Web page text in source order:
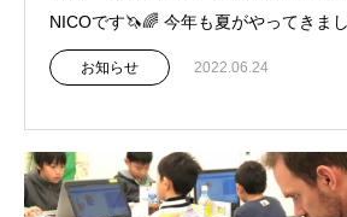
NICOです🦄🌈 今年も夏がやってきま
お知らせ 2022.06.24